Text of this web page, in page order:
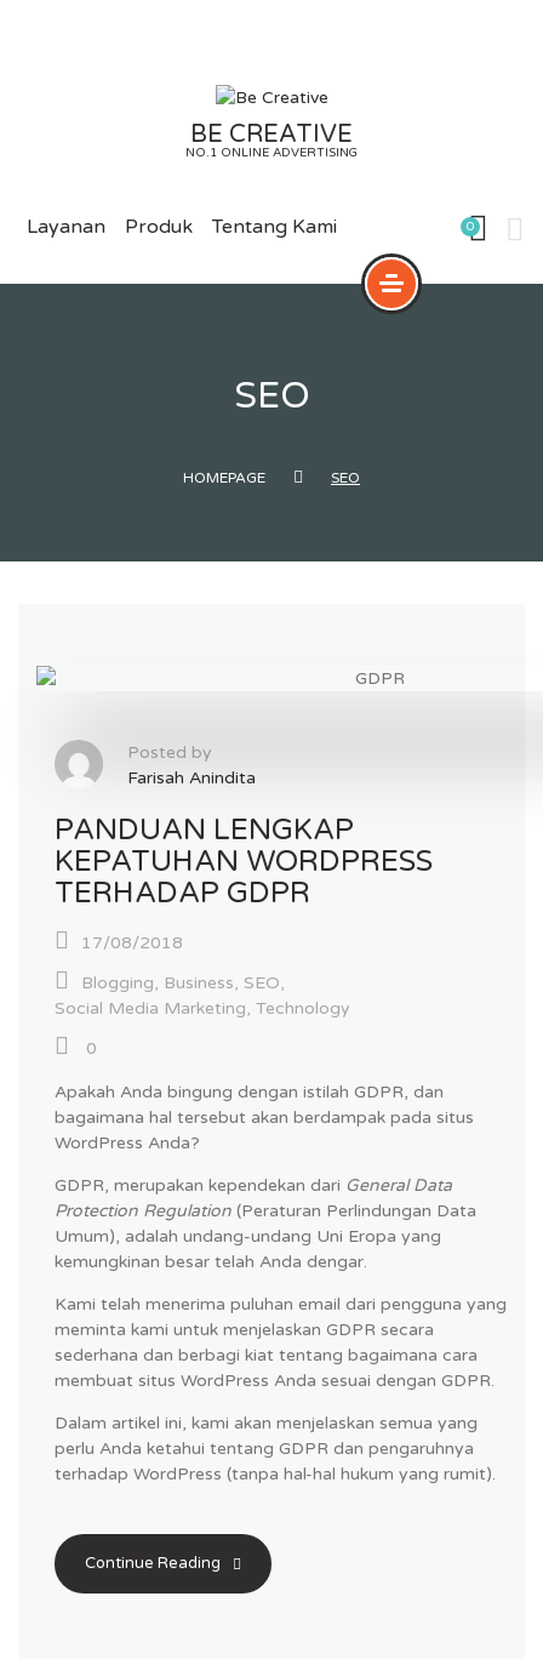
BE CREATIVE
NO.1 ONLINE ADVERTISING
Layanan Produk Tentang Kami 0
SEO
HOMEPAGE SEO
Posted by
Farisah Anindita
PANDUAN LENGKAP
KEPATUHAN WORDPRESS
TERHADAP GDPR
17/08/2018
Blogging, Business, SEO,
Social Media Marketing, Technology
0
Apakah Anda bingung dengan istilah GDPR, dan
bagaimana hal tersebut akan berdampak pada situs
WordPress Anda?
GDPR, merupakan kependekan dari General Data
Protection Regulation (Peraturan Perlindungan Data
Umum), adalah undang-undang Uni Eropa yang
kemungkinan besar telah Anda dengar.
Kami telah menerima puluhan email dari pengguna yang
meminta kami untuk menjelaskan GDPR secara
sederhana dan berbagi kiat tentang bagaimana cara
membuat situs WordPress Anda sesuai dengan GDPR.
Dalam artikel ini, kami akan menjelaskan semua yang
perlu Anda ketahui tentang GDPR dan pengaruhnya
terhadap WordPress (tanpa hal-hal hukum yang rumit).
Continue Reading